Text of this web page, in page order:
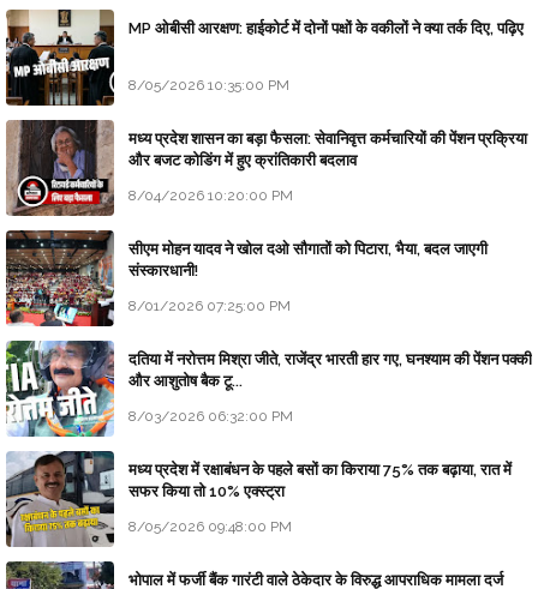
MP ओबीसी आरक्षण: हाईकोर्ट में दोनों पक्षों के वकीलों ने क्या तर्क दिए, पढ़िए
8/05/2026 10:35:00 PM
मध्य प्रदेश शासन का बड़ा फैसला: सेवानिवृत्त कर्मचारियों की पेंशन प्रक्रिया
और बजट कोडिंग में हुए क्रांतिकारी बदलाव
8/04/2026 10:20:00 PM
सीएम मोहन यादव ने खोल दओ सौगातों को पिटारा, भैया, बदल जाएगी
संस्कारधानी!
8/01/2026 07:25:00 PM
दतिया में नरोत्तम मिश्रा जीते, राजेंद्र भारती हार गए, घनश्याम की पेंशन पक्की
और आशुतोष बैक टू...
8/03/2026 06:32:00 PM
मध्य प्रदेश में रक्षाबंधन के पहले बसों का किराया 75% तक बढ़ाया, रात में
सफर किया तो 10% एक्स्ट्रा
8/05/2026 09:48:00 PM
भोपाल में फर्जी बैंक गारंटी वाले ठेकेदार के विरुद्ध आपराधिक मामला दर्ज